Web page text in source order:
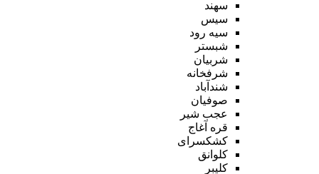
سهند
سیس
سیه رود
شبستر
شربیان
شرفخانه
شندآباد
صوفیان
عجب شیر
قره آغاج
کشکسرای
کلوانق
کلیبر